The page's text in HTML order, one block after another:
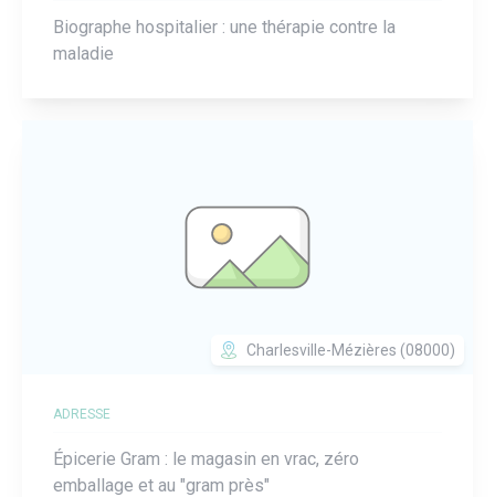
Biographe hospitalier : une thérapie contre la
maladie
Charlesville-Mézières (08000)
ADRESSE
Épicerie Gram : le magasin en vrac, zéro
emballage et au "gram près"